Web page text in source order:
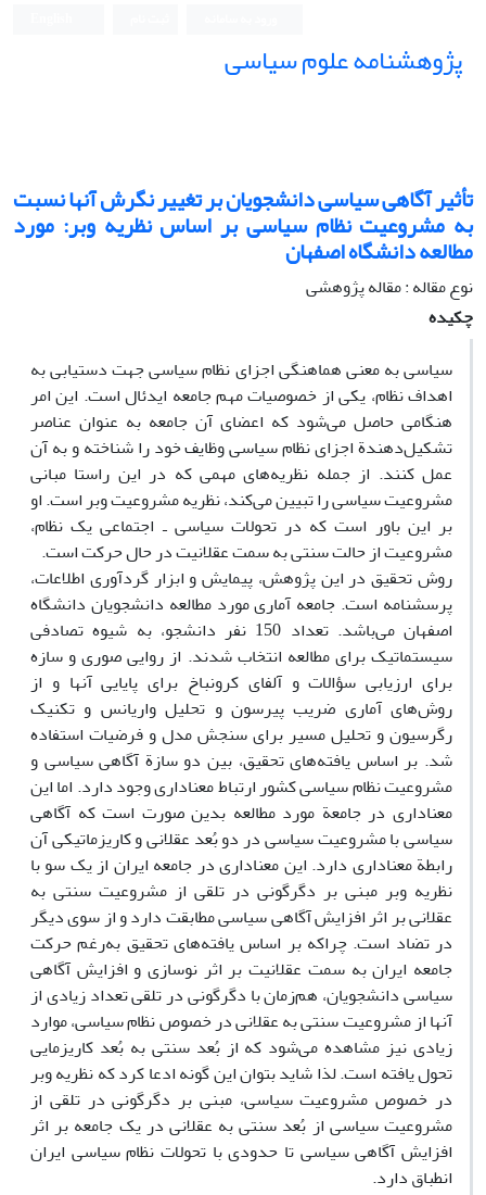
پژوهشنامه علوم سیاسی
تأثیر آگاهی سیاسی دانشجویان بر تغییر نگرش آنها نسبت
به مشروعیت نظام سیاسی بر اساس نظریه وبر: مورد
مطالعه دانشگاه اصفهان
نوع مقاله : مقاله پژوهشی
چکیده
سیاسی به معنی هماهنگی اجزای نظام سیاسی جهت دستیابی به
اهداف نظام، یکی از خصوصیات مهم جامعه ایدئال است. این امر
هنگامی حاصل می‌شود که اعضای آن جامعه به عنوان عناصر
تشکیل‌دهندة اجزای نظام سیاسی وظایف خود را شناخته و به آن
عمل کنند. از جمله نظریه‌های مهمی که در این راستا مبانی
مشروعیت سیاسی را تبیین می‌کند، نظریه مشروعیت وبر است. او
بر این باور است که در تحولات سیاسی ـ اجتماعی یک نظام،
مشروعیت از حالت سنتی به سمت عقلانیت در حال حرکت است.
روش تحقیق در این پژوهش، پیمایش و ابزار گردآوری اطلاعات،
پرسشنامه است. جامعه آماری مورد مطالعه دانشجویان دانشگاه
اصفهان می‌باشد. تعداد 150 نفر دانشجو، به شیوه تصادفی
سیستماتیک برای مطالعه انتخاب شدند. از روایی صوری و سازه
برای ارزیابی سؤالات و آلفای کرونباخ برای پایایی آنها و از
روش‌های آماری ضریب پیرسون و تحلیل واریانس و تکنیک
رگرسیون و تحلیل مسیر برای سنجش مدل و فرضیات استفاده
شد. بر اساس یافته‌های تحقیق، بین دو سازة آگاهی سیاسی و
مشروعیت نظام سیاسی کشور ارتباط معناداری وجود دارد. اما این
معناداری در جامعة مورد مطالعه بدین صورت است که آگاهی
سیاسی با مشروعیت سیاسی در دو بُعد عقلانی و کاریزماتیکی آن
رابطة معناداری دارد. این معناداری در جامعه ایران از یک سو با
نظریه وبر مبنی بر دگرگونی در تلقی از مشروعیت سنتی به
عقلانی بر اثر افزایش آگاهی سیاسی مطابقت دارد و از سوی دیگر
در تضاد است. چراکه بر اساس یافته‌های تحقیق به‌رغم حرکت
جامعه ایران به سمت عقلانیت بر اثر نوسازی و افزایش آگاهی
سیاسی دانشجویان، هم‌زمان با دگرگونی در تلقی تعداد زیادی از
آنها از مشروعیت سنتی به عقلانی در خصوص نظام سیاسی، موارد
زیادی نیز مشاهده می‌شود که از بُعد سنتی به بُعد کاریزمایی
تحول یافته است. لذا شاید بتوان این گونه ادعا کرد که نظریه وبر
در خصوص مشروعیت سیاسی، مبنی بر دگرگونی در تلقی از
مشروعیت سیاسی از بُعد سنتی به عقلانی در یک جامعه بر اثر
افزایش آگاهی سیاسی تا حدودی با تحولات نظام سیاسی ایران
انطباق دارد.